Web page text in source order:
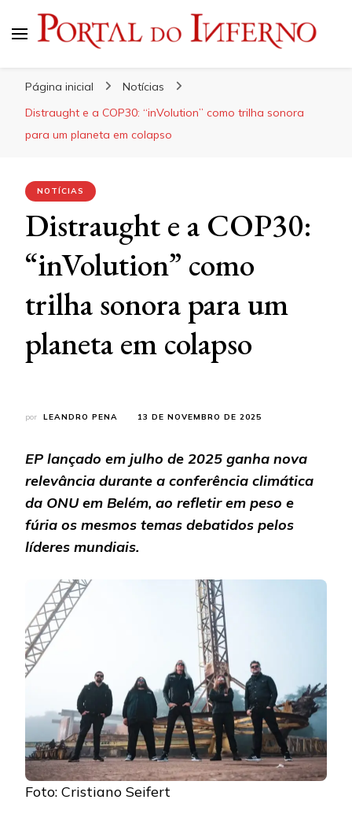
Página inicial
Notícias
Distraught e a COP30: “inVolution” como trilha sonora
para um planeta em colapso
NOTÍCIAS
Distraught e a COP30:
“inVolution” como
trilha sonora para um
planeta em colapso
por LEANDRO PENA 13 DE NOVEMBRO DE 2025
EP lançado em julho de 2025 ganha nova
relevância durante a conferência climática
da ONU em Belém, ao refletir em peso e
fúria os mesmos temas debatidos pelos
líderes mundiais.
Foto: Cristiano Seifert